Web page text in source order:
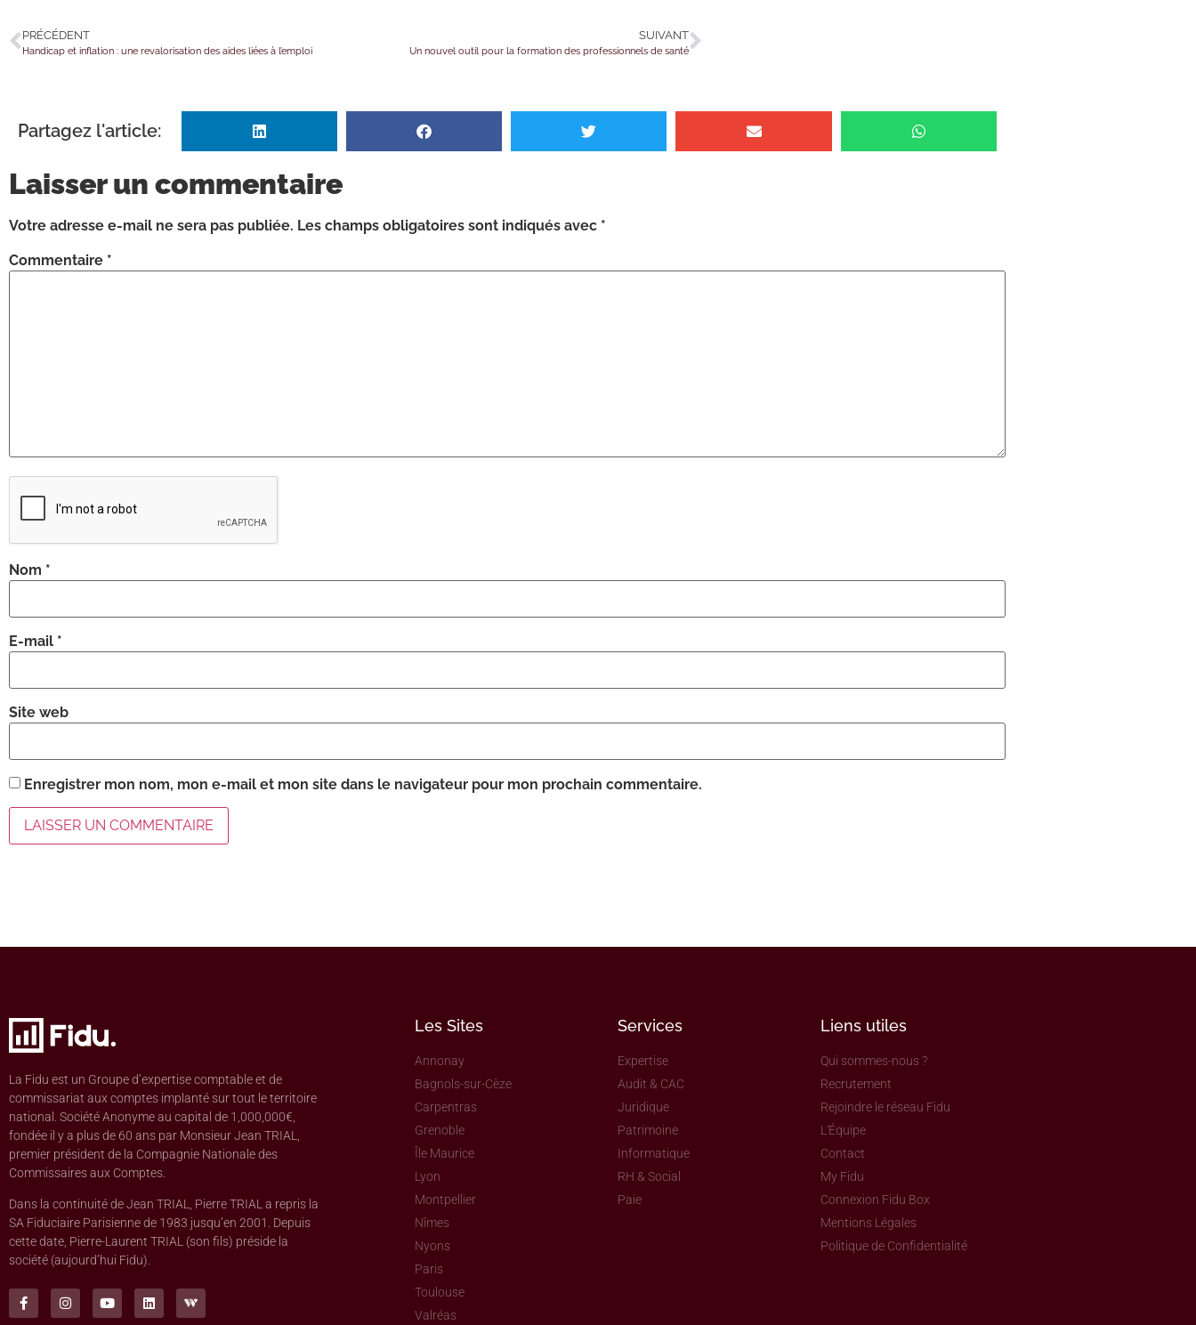
PRÉCÉDENT
Handicap et inflation : une revalorisation des aides liées à l’emploi
SUIVANT
Un nouvel outil pour la formation des professionnels de santé
Partagez l'article:
Laisser un commentaire
Votre adresse e-mail ne sera pas publiée. Les champs obligatoires sont indiqués avec *
Commentaire *
Nom *
E-mail *
Site web
Enregistrer mon nom, mon e-mail et mon site dans le navigateur pour mon prochain commentaire.
La Fidu est un Groupe d’expertise comptable et de
commissariat aux comptes implanté sur tout le territoire
national. Société Anonyme au capital de 1,000,000€,
fondée il y a plus de 60 ans par Monsieur Jean TRIAL,
premier président de la Compagnie Nationale des
Commissaires aux Comptes.
Dans la continuité de Jean TRIAL, Pierre TRIAL a repris la
SA Fiduciaire Parisienne de 1983 jusqu’en 2001. Depuis
cette date, Pierre-Laurent TRIAL (son fils) préside la
société (aujourd’hui Fidu).
Les Sites
Annonay
Bagnols-sur-Cèze
Carpentras
Grenoble
Île Maurice
Lyon
Montpellier
Nîmes
Nyons
Paris
Toulouse
Valréas
Services
Expertise
Audit & CAC
Juridique
Patrimoine
Informatique
RH & Social
Paie
Liens utiles
Qui sommes-nous ?
Recrutement
Rejoindre le réseau Fidu
L'Équipe
Contact
My Fidu
Connexion Fidu Box
Mentions Légales
Politique de Confidentialité